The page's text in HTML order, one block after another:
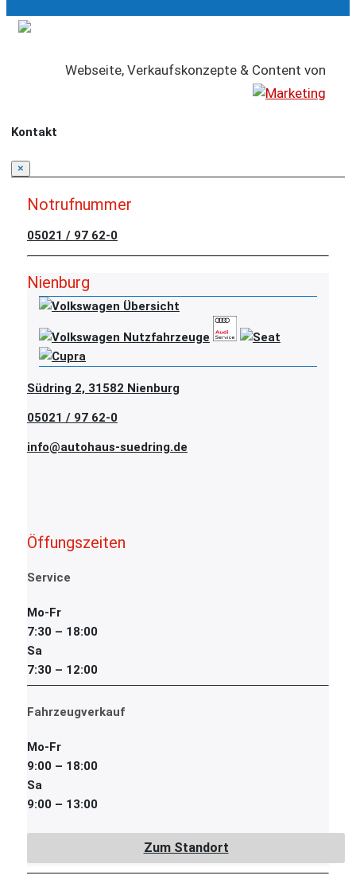
Webseite, Verkaufskonzepte & Content von
Kontakt
×
Notrufnummer
05021 / 97 62-0
Nienburg
Südring 2, 31582 Nienburg
05021 / 97 62-0
info@autohaus-suedring.de
Öffungszeiten
Service
Mo-Fr
7:30 – 18:00
Sa
7:30 – 12:00
Fahrzeugverkauf
Mo-Fr
9:00 – 18:00
Sa
9:00 – 13:00
Zum Standort